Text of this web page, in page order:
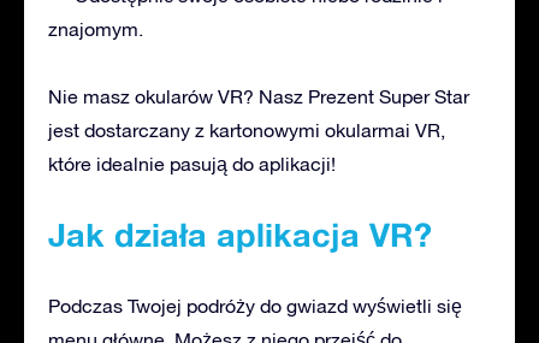
znajomym.
Nie masz okularów VR? Nasz Prezent Super Star
jest dostarczany z kartonowymi okularmai VR,
które idealnie pasują do aplikacji!
Jak działa aplikacja VR?
Podczas Twojej podróży do gwiazd wyświetli się